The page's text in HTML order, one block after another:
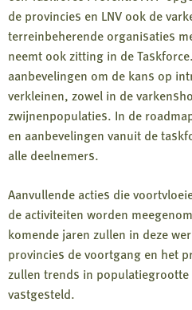
de provincies en LNV ook de
terreinbeherende organisaties
neemt ook zitting in de
aanbevelingen om de kans op
verkleinen, zowel in de
zwijnenpopulaties. In de
en aanbevelingen vanuit de
alle deelnemers.
Aanvullende acties die
de activiteiten worden
komende jaren zullen in deze
provincies de voortgang en het
zullen trends in
vastgesteld.